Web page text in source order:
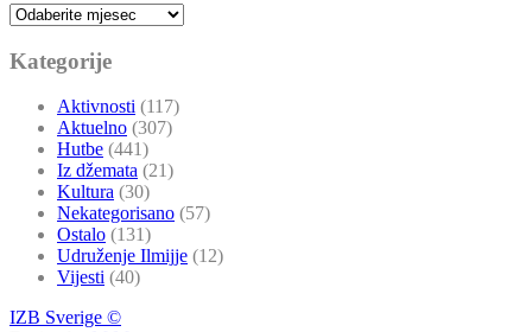
Arhive
Kategorije
Aktivnosti (117)
Aktuelno (307)
Hutbe (441)
Iz džemata (21)
Kultura (30)
Nekategorisano (57)
Ostalo (131)
Udruženje Ilmijje (12)
Vijesti (40)
IZB Sverige ©